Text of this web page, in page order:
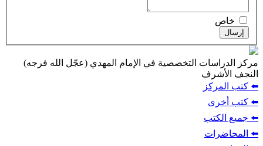
التخصصية في الإمام المهدي (عجّل الله فرجه)